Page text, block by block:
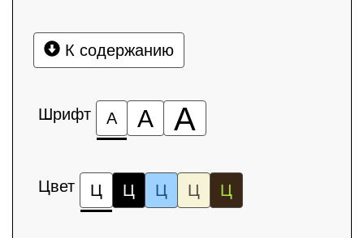
К содержанию
Шрифт А А А
Цвет Ц Ц Ц Ц Ц